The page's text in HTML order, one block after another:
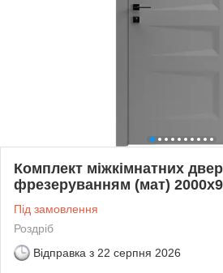
Комплект міжкімнатних
фрезеруванням (мат)
Під замовлення
Роздріб
Відправка з 22 серпня 2026